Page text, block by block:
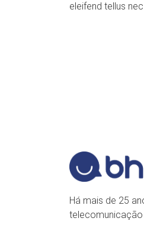
eleifend tellus
Há mais de 25